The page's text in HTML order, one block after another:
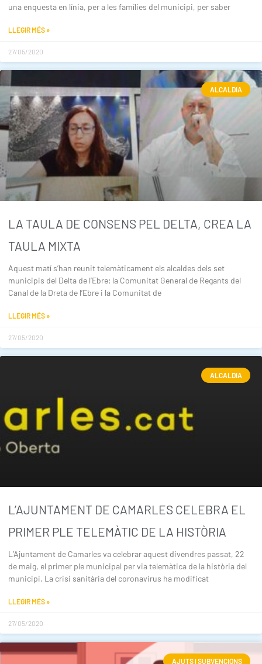
una enquesta en línia, per a les famílies del municipi, per saber
LLEGIR MÉS »
27/05/2020
ALCALDIA
LA TAULA DE CONSENS PEL DELTA, CREA LA
TAULA MIXTA
Aquest matí s’han reunit telemàticament els alcaldes dels set
municipis del Delta de l’Ebre; la Comunitat General de Regants del
Canal de la Dreta de l’Ebre i la Comunitat de
LLEGIR MÉS »
27/05/2020
ALCALDIA
L’AJUNTAMENT DE CAMARLES CELEBRA EL
PRIMER PLE TELEMÀTIC DE LA HISTÒRIA
L’Ajuntament de Camarles va celebrar aquest divendres passat, 22
de maig, el primer ple municipal per via telemàtica de la història del
municipi. La crisi sanitària del coronavirus ha modificat
LLEGIR MÉS »
27/05/2020
AJUTS I SUBVENCIONS